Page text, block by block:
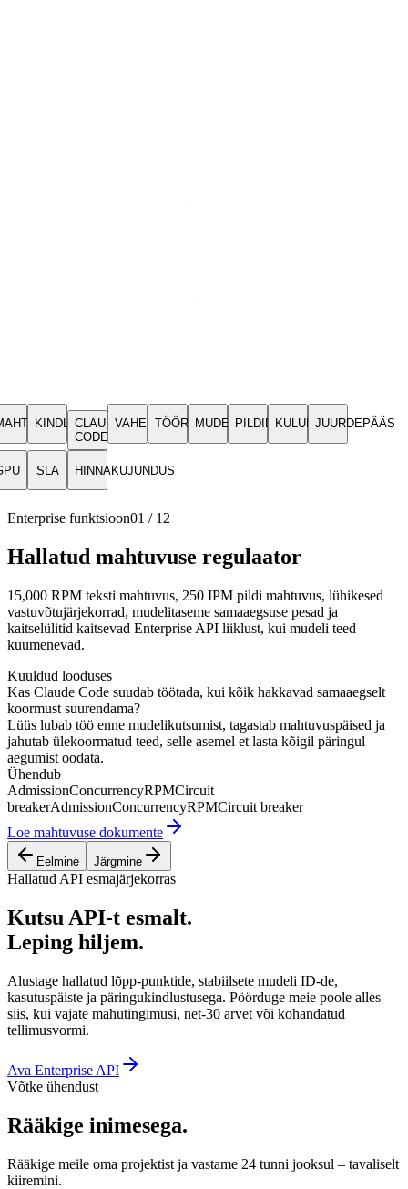
KINDLUSTUS
CLAUDE
CODE
VAHEMÄLUTÖÖRIISTAD
MUDELIDPILDID KULUD JUURDEPÄÄS
SLA HINNAKUJUNDUS
Enterprise funktsioon01 / 12
Hallatud mahtuvuse regulaator
15,000 RPM teksti mahtuvus, 250 IPM pildi mahtuvus, lühikesed
vastuvõtujärjekorrad, mudelitaseme samaaegsuse pesad ja
kaitselülitid kaitsevad Enterprise API liiklust, kui mudeli teed
kuumenevad.
Kuuldud looduses
Kas Claude Code suudab töötada, kui kõik hakkavad samaaegselt
koormust suurendama?
Lüüs lubab töö enne mudelikutsumist, tagastab mahtuvuspäised ja
jahutab ülekoormatud teed, selle asemel et lasta kõigil päringul
aegumist oodata.
Ühendub
AdmissionConcurrencyRPMCircuit
breakerAdmissionConcurrencyRPMCircuit breaker
Loe mahtuvuse dokumente
Eelmine Järgmine
Hallatud API esmajärjekorras
Kutsu API-t esmalt.
Leping hiljem.
Alustage hallatud lõpp-punktide, stabiilsete mudeli ID-de,
kasutuspäiste ja päringukindlustusega. Pöörduge meie poole alles
siis, kui vajate mahutingimusi, net-30 arvet või kohandatud
tellimusvormi.
Ava Enterprise API
Võtke ühendust
Rääkige inimesega.
Rääkige meile oma projektist ja vastame 24 tunni jooksul – tavaliselt
kiiremini.